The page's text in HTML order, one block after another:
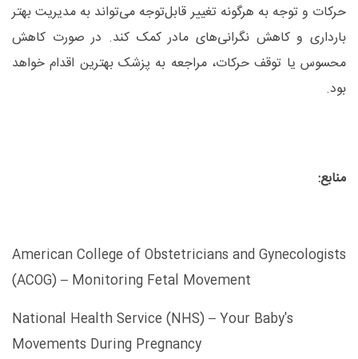
حرکات و توجه به هرگونه تغییر قابل‌توجه می‌تواند به مدیریت بهتر
بارداری و کاهش نگرانی‌های مادر کمک کند. در صورت کاهش
محسوس یا توقف حرکات، مراجعه به پزشک بهترین اقدام خواهد
بود.
منابع:
American College of Obstetricians and Gynecologists
(ACOG) – Monitoring Fetal Movement
National Health Service (NHS) – Your Baby's
Movements During Pregnancy